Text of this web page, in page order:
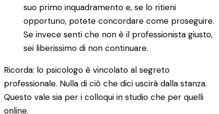
suo primo inquadramento e, se lo ritieni
opportuno, potete concordare come proseguire.
Se invece senti che non è il professionista giusto,
sei liberissimo di non continuare.
Ricorda: lo psicologo è vincolato al segreto
professionale. Nulla di ciò che dici uscirà dalla stanza.
Questo vale sia per i colloqui in studio che per quelli
online.